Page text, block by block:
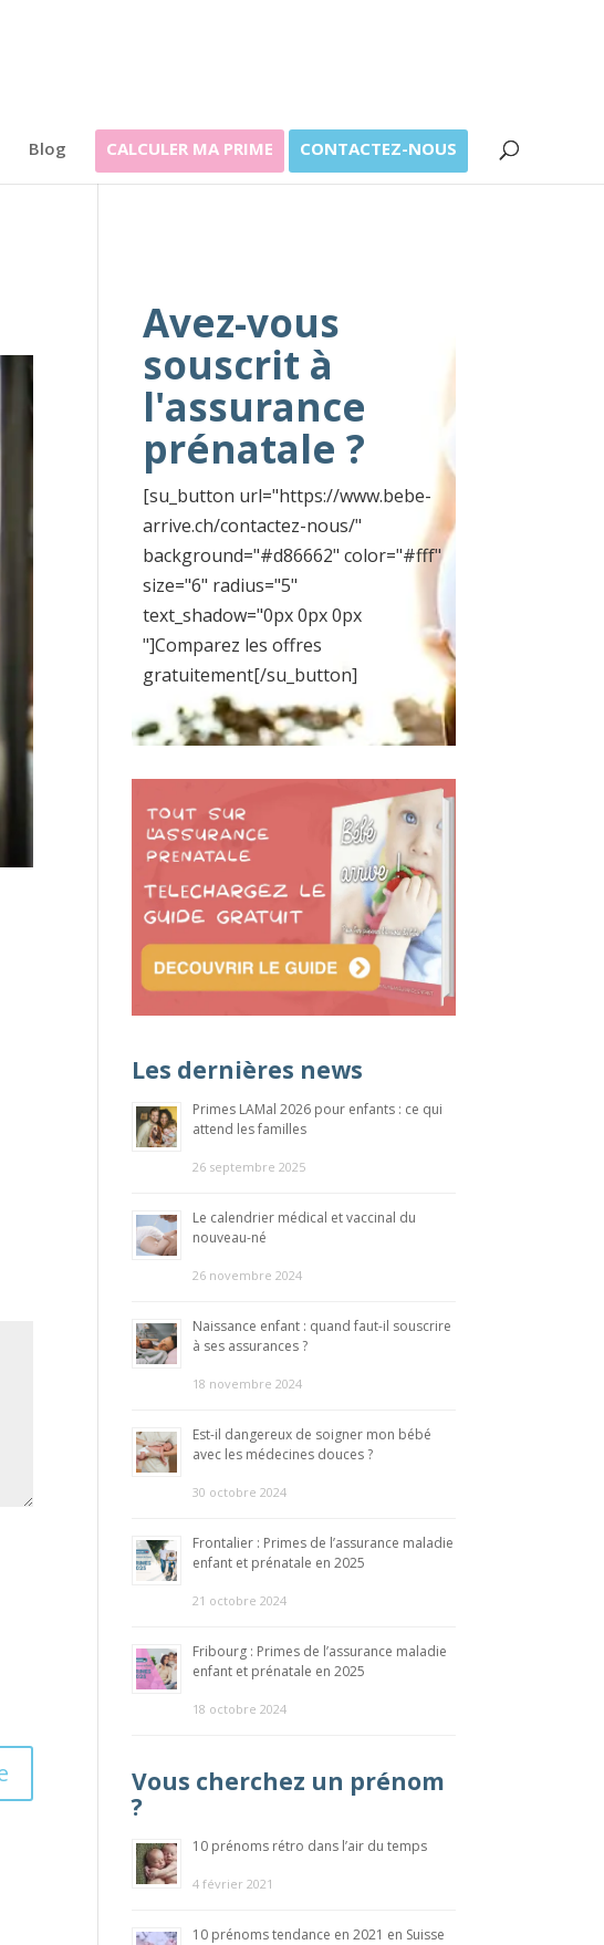
Blog CALCULER MA PRIME CONTACTEZ-NOUS
Avez-vous
souscrit à
l'assurance
prénatale ?
[su_button url="https://www.bebe-
arrive.ch/contactez-nous/"
background="#d86662" color="#fff"
size="6" radius="5"
text_shadow="0px 0px 0px
"]Comparez les offres
gratuitement[/su_button]
Les dernières news
Primes LAMal 2026 pour enfants : ce qui
attend les familles
26 septembre 2025
Le calendrier médical et vaccinal du
nouveau-né
26 novembre 2024
Naissance enfant : quand faut-il souscrire
à ses assurances ?
18 novembre 2024
Est-il dangereux de soigner mon bébé
avec les médecines douces ?
30 octobre 2024
Frontalier : Primes de l’assurance maladie
enfant et prénatale en 2025
21 octobre 2024
Fribourg : Primes de l’assurance maladie
enfant et prénatale en 2025
18 octobre 2024
Vous cherchez un prénom
?
10 prénoms rétro dans l’air du temps
4 février 2021
10 prénoms tendance en 2021 en Suisse